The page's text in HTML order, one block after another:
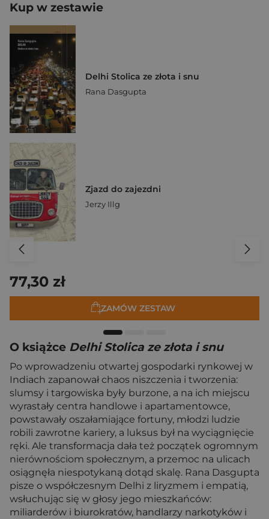
Kup w zestawie
Delhi Stolica ze złota i snu
Rana Dasgupta
Zjazd do zajezdni
Jerzy Illg
77,30 zł
ZAMÓW ZESTAW
O książce Delhi Stolica ze złota i snu
Po wprowadzeniu otwartej gospodarki rynkowej w
Indiach zapanował chaos niszczenia i tworzenia:
slumsy i targowiska były burzone, a na ich miejscu
wyrastały centra handlowe i apartamentowce,
powstawały oszałamiające fortuny, młodzi ludzie
robili zawrotne kariery, a luksus był na wyciągnięcie
ręki. Ale transformacja dała też początek ogromnym
nierównościom społecznym, a przemoc na ulicach
osiągnęła niespotykaną dotąd skalę. Rana Dasgupta
pisze o współczesnym Delhi z liryzmem i empatią,
wsłuchując się w głosy jego mieszkańców:
miliarderów i biurokratów, handlarzy narkotyków i